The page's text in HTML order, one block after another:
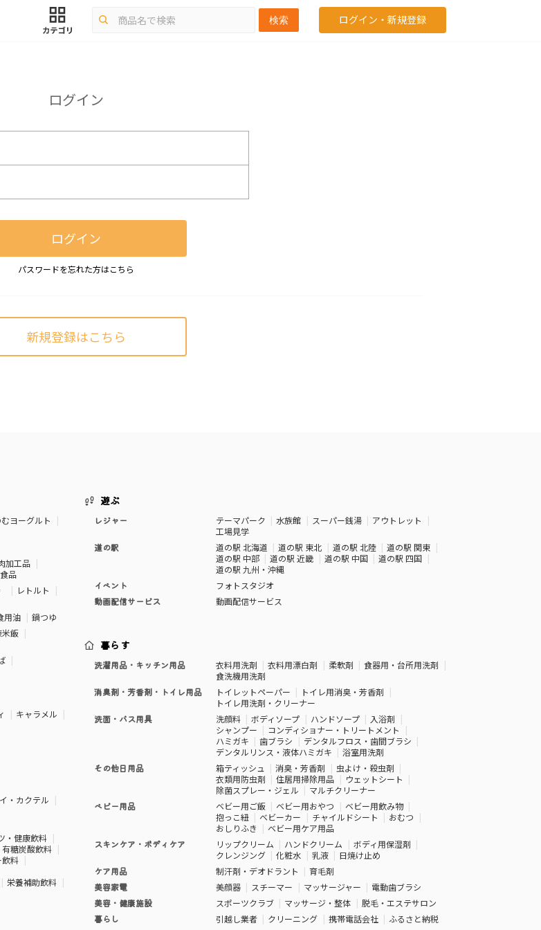
検索 ログイン・新規登録
ログイン
ログイン
パスワードを忘れた方はこちら
新規登録はこちら
ヨーグルト
加工品
品
レトルト
用油
鍋つゆ
飯
キャラメル
・カクテル
・健康飲料
有糖炭酸飲料
飲料
栄養補助飲料
遊ぶ
レジャー テーマパーク 水族館 スーパー銭湯
アウトレット
工場見学
道の駅
道の駅 北海道 道の駅 東北 道の駅 北陸
道の駅 関東
道の駅 中部
道の駅 近畿 道の駅 中国
道の駅 四国
道の駅 九州・沖縄
イベント
フォトスタジオ
動画配信サービス
動画配信サービス
暮らす
洗濯用品・キッチン用品 衣料用洗剤 衣料用漂白剤 柔軟剤
食器用・台所用洗剤
食洗機用洗剤
消臭剤・芳香剤・トイレ用品
トイレットペーパー
トイレ用消臭・芳香剤
トイレ用洗剤・クリーナー
洗面・バス用具
洗顔料 ボディソープ ハンドソープ
入浴剤
シャンプー
コンディショナー・トリートメント
ハミガキ
歯ブラシ
デンタルフロス・歯間ブラシ
デンタルリンス・液体ハミガキ
浴室用洗剤
その他日用品
箱ティッシュ 消臭・芳香剤
虫よけ・殺虫剤
衣類用防虫剤
住居用掃除用品
ウェットシート
除菌スプレー・ジェル
マルチクリーナー
ベビー用品
ベビー用ご飯 ベビー用おやつ
ベビー用飲み物
抱っこ紐
ベビーカー チャイルドシート
おむつ
おしりふき
ベビー用ケア用品
スキンケア・ボディケア
リップクリーム ハンドクリーム
ボディ用保湿剤
クレンジング
化粧水 乳液
日焼け止め
ケア用品
制汗剤・デオドラント
育毛剤
美容家電
美顔器 スチーマー マッサージャー
電動歯ブラシ
美容・健康施設
スポーツクラブ マッサージ・整体
脱毛・エステサロン
暮らし
引越し業者 クリーニング 携帯電話会社
ふるさと納税